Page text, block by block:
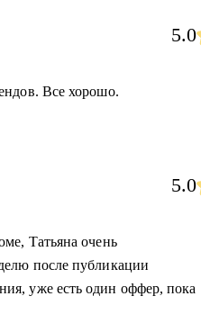
5.0
Все хорошо.
5.0
Татьяна очень
после публикации
уже есть один оффер, пока